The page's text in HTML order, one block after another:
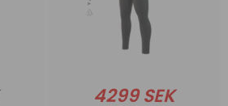
4299 SEK